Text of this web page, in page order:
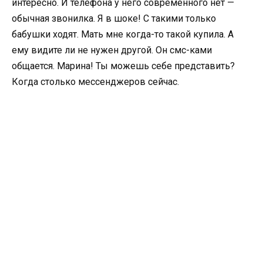
интересно. И телефона у него современного нет —
обычная звонилка. Я в шоке! С такими только
бабушки ходят. Мать мне когда-то такой купила. А
ему видите ли не нужен другой. Он смс-ками
общается. Марина! Ты можешь себе представить?
Когда столько мессенджеров сейчас.